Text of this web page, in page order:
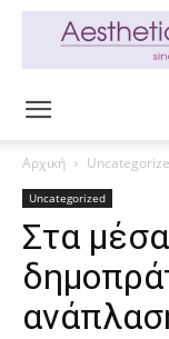
Αρχική
Uncategorized
Στα